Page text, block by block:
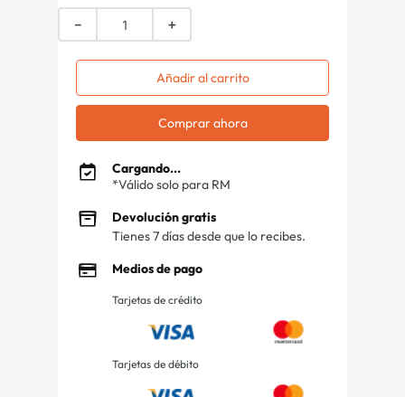
＋
－
Añadir al carrito
Comprar ahora
Cargando...
*Válido solo para RM
Devolución gratis
Tienes 7 días desde que lo recibes.
Medios de pago
Tarjetas de crédito
Tarjetas de débito